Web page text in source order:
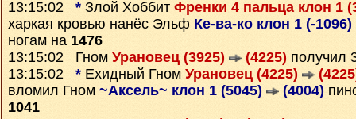
13:15:02 * Злой Хоббит Френки 4 пальца клон 1
харкая кровью нанёс Эльф Ке-ва-ко клон 1 (-1096)
ногам на 1476
13:15:02 Гном Урановец (3925) (4225) получил
13:15:02 * Ехидный Гном Урановец (4225)
вломил Гном ~Аксель~ клон 1 (5045) (4004)
1041